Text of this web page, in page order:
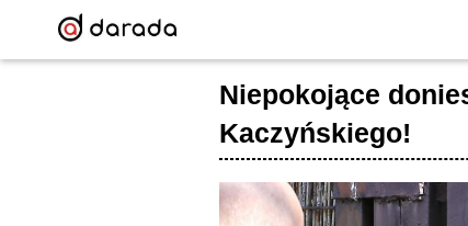
Niepokojące
Kaczyńskiego!